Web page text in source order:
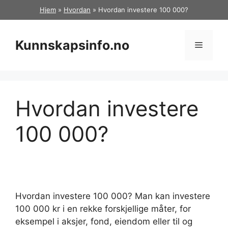
til
Hjem » Hvordan » Hvordan investere 100 000?
Kunnskapsinfo.no Meny
Hvordan investere
100 000?
Hvordan investere 100 000? Man kan investere
100 000 kr i en rekke forskjellige måter, for
eksempel i aksjer, fond, eiendom eller til og